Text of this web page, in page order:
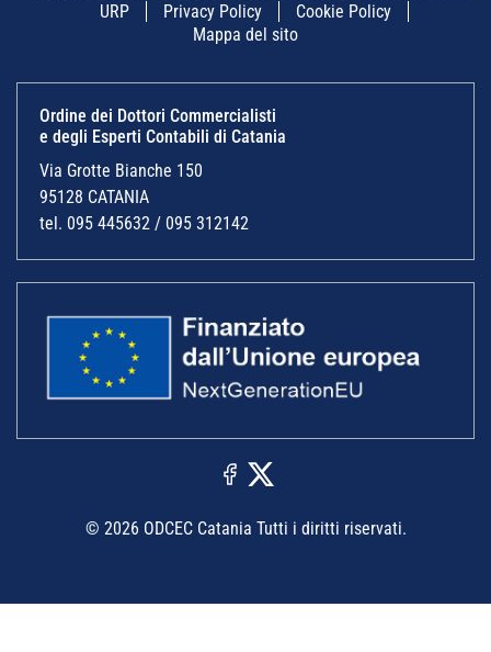
URP
Privacy Policy
Cookie Policy
Mappa del sito
Ordine dei Dottori Commercialisti
e degli Esperti Contabili di Catania
Via Grotte Bianche 150
95128 CATANIA
tel. 095 445632 / 095 312142
© 2026 ODCEC Catania Tutti i diritti riservati.